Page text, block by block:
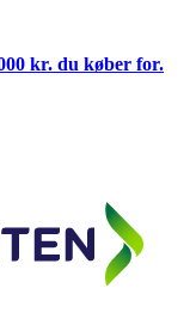
kr. du køber for.